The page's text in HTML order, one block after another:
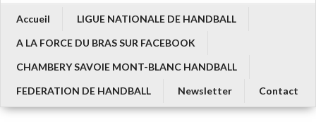
Accueil
LIGUE NATIONALE DE HANDBALL
A LA FORCE DU BRAS SUR FACEBOOK
CHAMBERY SAVOIE MONT-BLANC HANDBALL
FEDERATION DE HANDBALL
Newsletter Contact